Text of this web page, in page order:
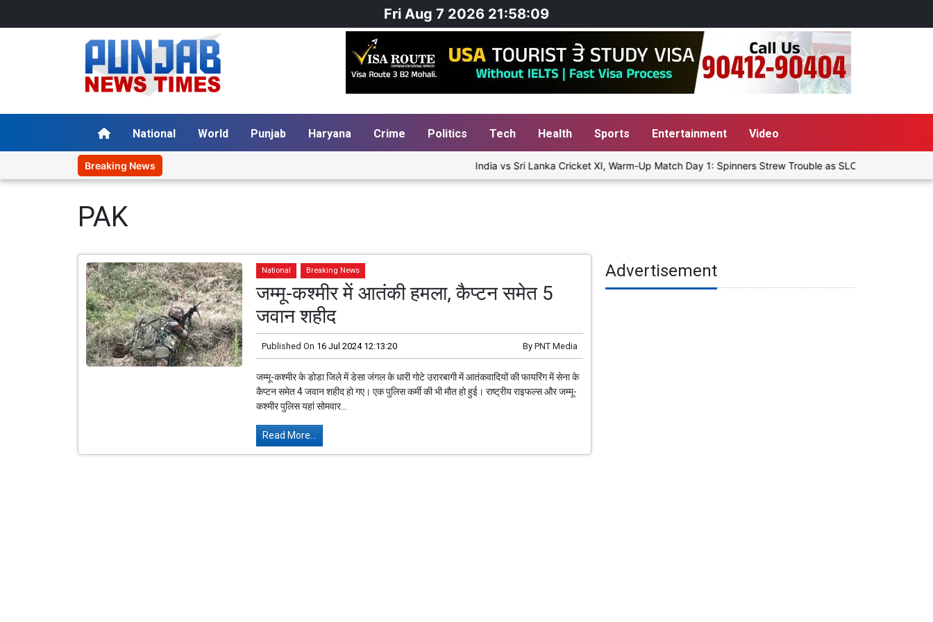
Fri Aug 7 2026 21:58:10
National World Punjab Haryana Crime Politics Tech Health Sports Entertainment Video
Breaking News India vs Sri Lanka Cricket XI, Warm-Up Match Day 1: Spinners Strew Trouble as SLC XI Reach 363/8 at
PAK
National Breaking News
जम्मू-कश्मीर में आतंकी हमला, कैप्टन समेत 5
जवान शहीद
Published On 16 Jul 2024 12:13:20 By PNT Media
जम्मू-कश्मीर के डोडा जिले में डेसा जंगल के धारी गोटे उरारबागी में आतंकवादियों की फायरिंग में सेना के
कैप्टन समेत 4 जवान शहीद हो गए। एक पुलिस कर्मी की भी मौत हो हुई। राष्ट्रीय राइफल्स और जम्मू-
कश्मीर पुलिस यहां सोमवार...
Read More...
Advertisement